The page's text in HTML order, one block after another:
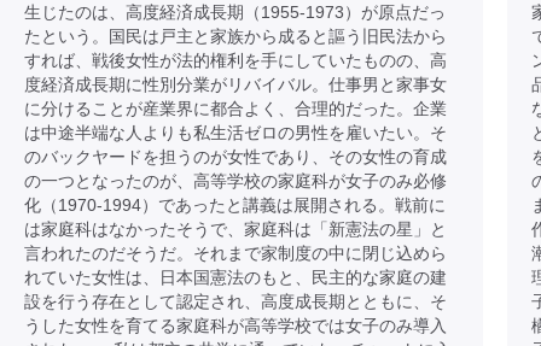
生じたのは、高度経済成長期（1955-1973）が原点だっ
たという。国民は戸主と家族から成ると謳う旧民法から
すれば、戦後女性が法的権利を手にしていたものの、高
度経済成長期に性別分業がリバイバル。仕事男と家事女
に分けることが産業界に都合よく、合理的だった。企業
は中途半端な人よりも私生活ゼロの男性を雇いたい。そ
のバックヤードを担うのが女性であり、その女性の育成
の一つとなったのが、高等学校の家庭科が女子のみ必修
化（1970-1994）であったと講義は展開される。戦前に
は家庭科はなかったそうで、家庭科は「新憲法の星」と
言われたのだそうだ。それまで家制度の中に閉じ込めら
れていた女性は、日本国憲法のもと、民主的な家庭の建
設を行う存在として認定され、高度成長期とともに、そ
うした女性を育てる家庭科が高等学校では女子のみ導入